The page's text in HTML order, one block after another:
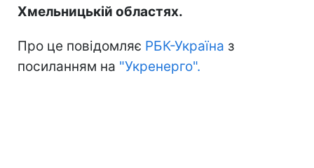
Хмельницькій областях.
Про це повідомляє РБК-Україна з
посиланням на "Укренерго".